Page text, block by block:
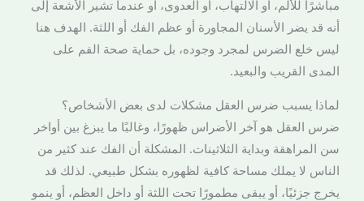
مباشرًا للألم، أو الالتهاب، أو العدوى، أو عندما تشير الأشعة إلى
أنه قد يضر الأسنان المجاورة أو عظم الفك أو اللثة. الهدف هنا
ليس خلع الضرس لمجرد وجوده، بل حماية صحة الفم على
المدى القريب والبعيد.
لماذا يسبب ضرس العقل مشكلات لدى بعض الأشخاص؟
ضرس العقل هو آخر الأضراس ظهورًا، وغالبًا ما يبزغ بين أواخر
سن المراهقة وبداية الثلاثينات. المشكلة أن الفك عند كثير من
الناس لا يملك مساحة كافية لظهوره بشكل طبيعي. لذلك قد
يخرج جزئيًا، أو يبقى مطمورًا تحت اللثة أو داخل العظم، أو ينمو